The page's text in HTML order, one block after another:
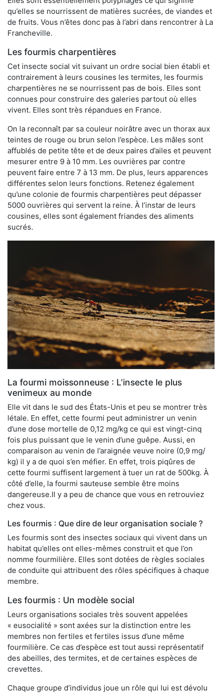
qu’elles se nourrissent de matières sucrées, de viandes et
de fruits. Vous n’êtes donc pas à l’abri dans rencontrer à La
Francheville.
Les fourmis charpentières
Cet insecte social vit suivant un ordre social bien établi et
contrairement à leurs cousines les termites, les fourmis
charpentières ne se nourrissent pas de bois. Elles sont
connues pour construire des galeries partout où elles
vivent. Elles sont très répandues en France.
On la reconnaît par sa couleur noirâtre avec un thorax aux
teintes de rouge ou brun selon l’espèce. Les mâles sont
affublés de petite tête et de deux paires d’ailes et peuvent
mesurer entre 9 à 10 mm. Les ouvrières par contre
peuvent faire entre 7 à 13 mm. De plus, leurs apparences
différentes selon leurs fonctions. Retenez également
qu’une colonie de fourmis charpentières peut dépasser
5000 ouvrières qui servent la reine. À l’instar de leurs
cousines, elles sont également friandes des aliments
sucrés.
La fourmi moissonneuse : L’insecte le plus
venimeux au monde
Elle vit dans le sud des États-Unis et peu se montrer très
létale. En effet, cette fourmi peut administrer un venin
d’une dose mortelle de 0,12 mg/kg ce qui est vingt-cinq
fois plus puissant que le venin d’une guêpe. Aussi, en
comparaison au venin de l’araignée veuve noire (0,9 mg/
kg) il y a de quoi s’en méfier. En effet, trois piqûres de
cette fourmi suffisent largement à tuer un rat de 500kg. À
côté d’elle, la fourmi sauteuse semble être moins
dangereuse.Il y a peu de chance que vous en retrouviez
chez vous.
Les fourmis : Que dire de leur organisation sociale ?
Les fourmis sont des insectes sociaux qui vivent dans un
habitat qu’elles ont elles-mêmes construit et que l’on
nomme fourmilière. Elles sont dotées de règles sociales
de conduite qui attribuent des rôles spécifiques à chaque
membre.
Les fourmis : Un modèle social
Leurs organisations sociales très souvent appelées
« eusocialité » sont axées sur la distinction entre les
membres non fertiles et fertiles issus d’une même
fourmilière. Ce cas d’espèce est tout aussi représentatif
des abeilles, des termites, et de certaines espèces de
crevettes.
Chaque groupe d’individus joue un rôle qui lui est dévolu